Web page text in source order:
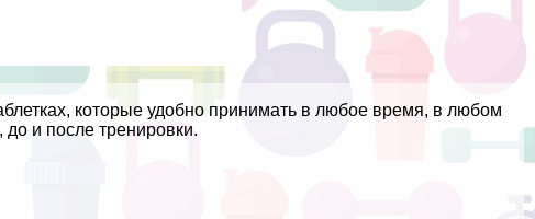
которые удобно принимать в любое время, в любом
до и после тренировки.